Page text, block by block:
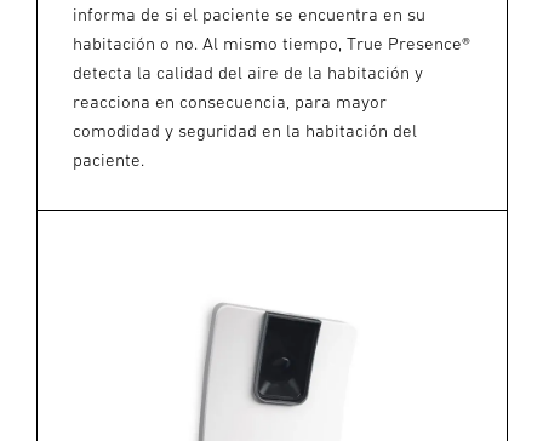
informa de si el paciente se encuentra en su
habitación o no. Al mismo tiempo, True Presence®
detecta la calidad del aire de la habitación y
reacciona en consecuencia, para mayor
comodidad y seguridad en la habitación del
paciente.